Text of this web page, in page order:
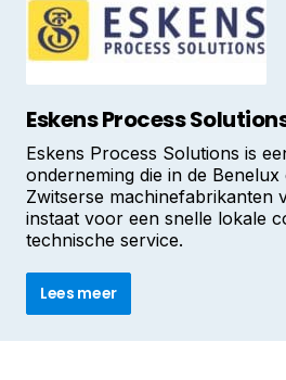
Eskens Process
Eskens Process Solutions is
onderneming die in de
Zwitserse machinefabrikanten
instaat voor een snelle lokale
technische service.
Lees meer